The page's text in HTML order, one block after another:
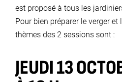
est proposé à tous les
Pour bien préparer le verger et
thèmes des 2 sessions sont :
JEUDI 13